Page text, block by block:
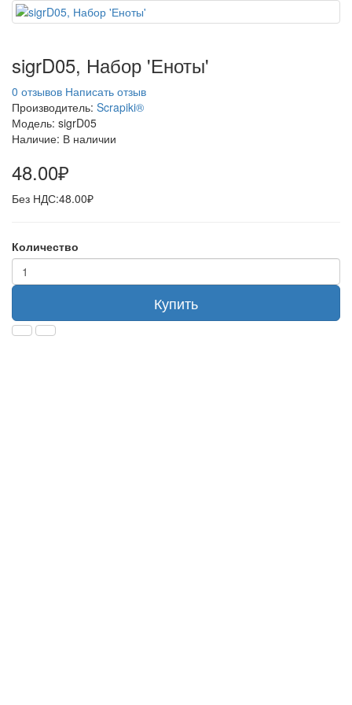
sigrD05, Набор 'Еноты'
0 отзывов Написать отзыв
Производитель: Scrapiki®
Модель: sigrD05
Наличие: В наличии
48.00₽
Без НДС:48.00₽
Количество
Купить